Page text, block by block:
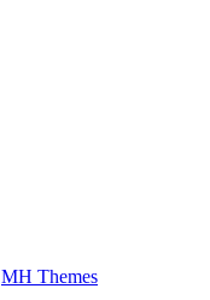
MH Themes